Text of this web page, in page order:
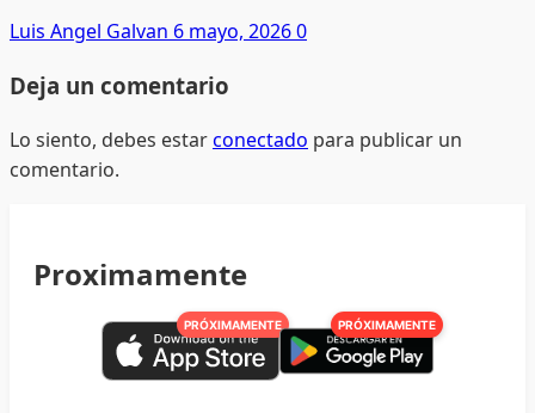
Luis Angel Galvan 6 mayo, 20260
Deja un comentario
Lo siento, debes estarconectado para publicar un
comentario.
Proximamente
PRÓXIMAMENTE PRÓXIMAMENTE